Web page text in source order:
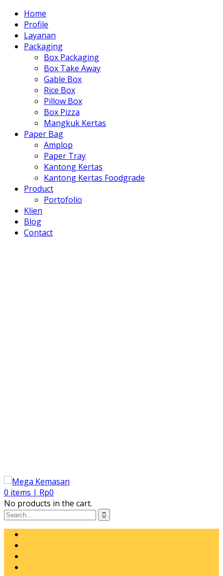
Home
Profile
Layanan
Packaging
Box Packaging
Box Take Away
Gable Box
Rice Box
Pillow Box
Box Pizza
Mangkuk Kertas
Paper Bag
Amplop
Paper Tray
Kantong Kertas
Kantong Kertas Foodgrade
Product
Portofolio
Klien
Blog
Contact
0 items | Rp0
No products in the cart.